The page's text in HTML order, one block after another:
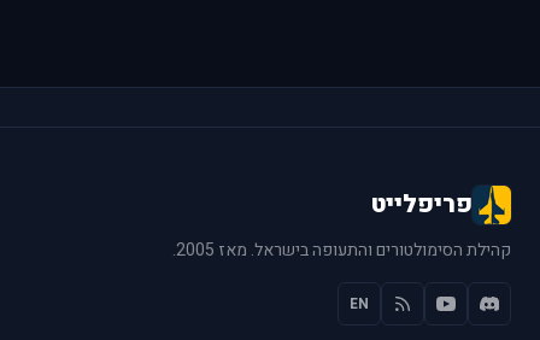
פריפלייט
קהילת הסימולטורים והתעופה בישראל. מאז 2005.
EN